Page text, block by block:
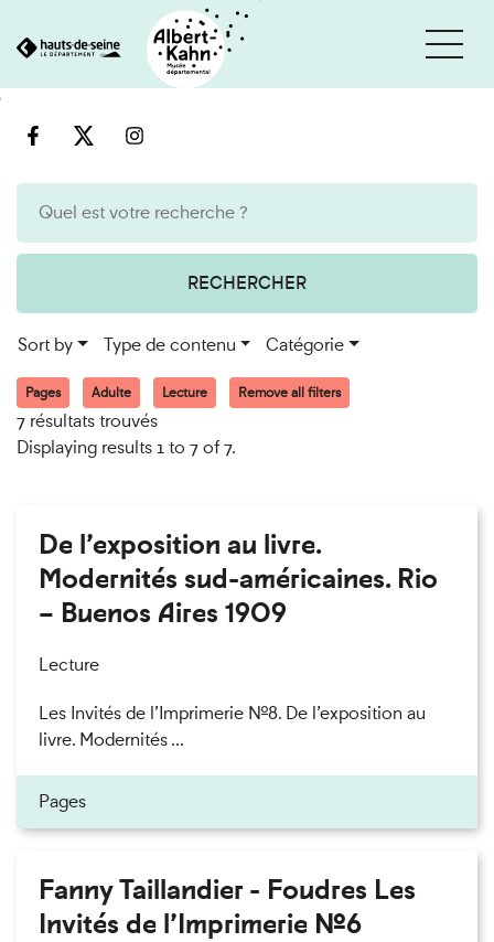
engine
RECHERCHER
Sort by Type de contenu Catégorie
Pages Adulte Lecture Remove all filters
7 résultats trouvés
Displaying results 1 to 7 of 7.
De l’exposition au livre.
Modernités sud-américaines. Rio
– Buenos Aires 1909
Lecture
Les Invités de l’Imprimerie n°8. De l’exposition au
livre. Modernités ...
Pages
Fanny Taillandier - Foudres Les
Invités de l’Imprimerie n°6
Cookies management panel